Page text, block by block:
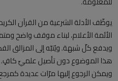
يوظّف الأدلة الشرعية من القرآن
الأئمة الأعلام، لبناء موقف واضح
ويدفع كلّ شبهة. ويُنبّه إلى المزالق
هذا الموضوع دون تأصيل علميّ كافٍ.
ويمكن الرجوع إليها مرّات عديدة